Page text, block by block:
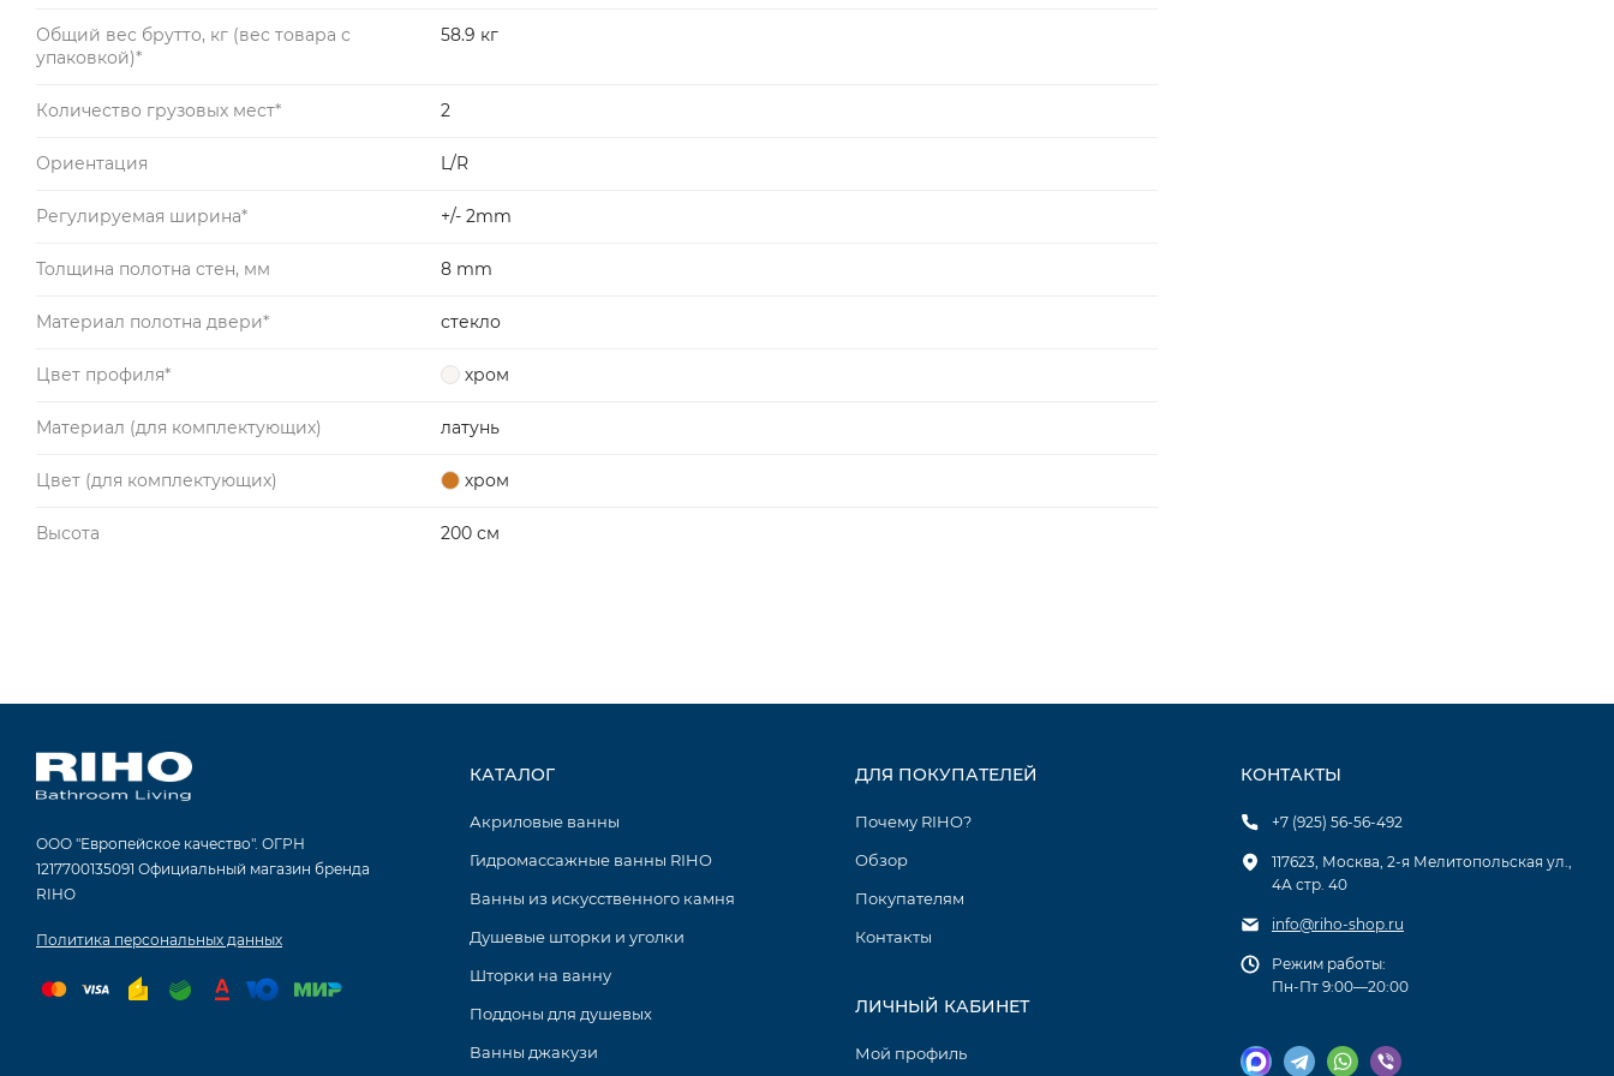
Общий вес брутто, кг (вес товара с
упаковкой)*
58.9 кг
Количество грузовых мест* 2
Ориентация L/R
Регулируемая ширина* +/- 2mm
Толщина полотна стен, мм 8 mm
Материал полотна двери* стекло
Цвет профиля* хром
Материал (для комплектующих) латунь
Цвет (для комплектующих) хром
Высота 200 см
ООО "Европейское качество". ОГРН
1217700135091 Официальный магазин бренда
RIHO
Политика персональных данных
КАТАЛОГ
Акриловые ванны
Гидромассажные ванны RIHO
Ванны из искусственного камня
Душевые шторки и уголки
Шторки на ванну
Поддоны для душевых
Ванны джакузи
ДЛЯ ПОКУПАТЕЛЕЙ
Почему RIHO?
Обзор
Покупателям
Контакты
ЛИЧНЫЙ КАБИНЕТ
Мой профиль
КОНТАКТЫ
+7 (925) 56-56-492
117623, Москва, 2-я Мелитопольская ул.,
4А стр. 40
info@riho-shop.ru
Режим работы:
Пн-Пт 9:00—20:00